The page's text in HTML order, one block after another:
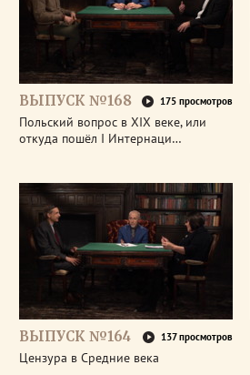
ВЫПУСК №168 175 просмотров
Польский вопрос в XIX веке, или
откуда пошёл I Интернаци…
ВЫПУСК №164 137 просмотров
Цензура в Средние века